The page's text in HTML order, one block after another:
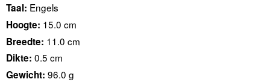
Taal: Engels
Hoogte: 15.0 cm
Breedte: 11.0 cm
Dikte: 0.5 cm
Gewicht: 96.0 g